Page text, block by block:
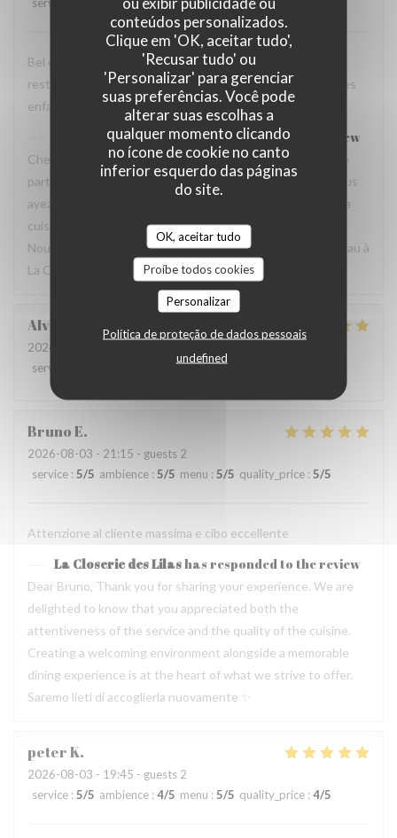
conteúdos personalizados.
Clique em 'OK, aceitar tudo',
'Recusar tudo' ou
'Personalizar' para gerenciar
suas preferências. Você pode
alterar suas escolhas a
qualquer momento clicando
no ícone de cookie no canto
inferior esquerdo das páginas
do site.
OK, aceitar tudo
Proíbe todos cookies
Personalizar
Política de proteção de dados pessoais
undefined
Bel endroit et excellente nourriture Mais dommage que le
restaurant Bel n’offre aucune flexibilité sur le menu pour les
enfants.
La Closerie des Lilas has responded to the review
Cher Simon, Nous vous remercions d’avoir pris le temps de
partager votre expérience. Nous sommes heureux que vous
ayez apprécié le cadre de la maison ainsi que la qualité de la
cuisine. Nous prenons également note de vos remarques.
Nous espérons avoir l’occasion de vous accueillir de nouveau à
La Closerie des Lilas ✨
Alvaro
2026-08-01
service
menu:5/5
BrunoE
2026-08-03 - 21:15 - guests 2
service : 5/5 ambience : 5/5 menu : 5/5 quality_price : 5/5
Attenzione al cliente massima e cibo eccellente
La Closerie des Lilashas responded to the review
Dear Bruno, Thank you for sharing your experience. We are
delighted to know that you appreciated both the
attentiveness of the service and the quality of the cuisine.
Creating a welcoming environment alongside a memorable
dining experience is at the heart of what we strive to offer.
Saremo lieti di accoglierla nuovamente ✨
peterK
2026-08-03 - 19:45 - guests 2
service : 5/5 ambience : 4/5 menu : 5/5 quality_price : 4/5